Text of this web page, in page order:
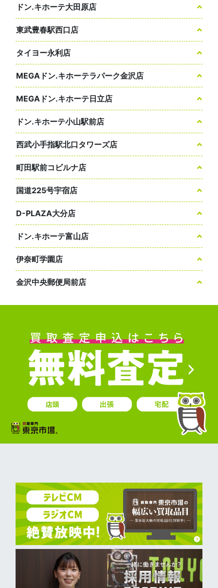
ドン.キホーテ大田原店
東武豊春駅西口店
タイヨー永利店
MEGAドン.キホーテラパーク金沢店
MEGAドン.キホーテ日立店
ドン.キホーテ小山駅前店
西武小手指駅北口タワーズ店
町田駅前コビルナ店
国道225号宇宿店
D-PLAZA大分店
ドン.キホーテ富山店
伊奈町学園店
金沢中央郵便局前店